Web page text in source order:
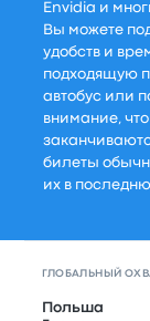
Envidia и
Вы можете
удобств и
подходящую
автобус или
внимание,
билеты
их в
ГЛОБАЛЬНЫЙ
Польша